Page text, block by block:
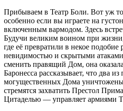
Прибываем в Театр Боли. Вот уж
особенно если вы играете на
включенным вармодом. Здесь
Будучи великим воином при
где её превратили в некое подобие
невидимостью и скрытыми
сменить правящий Дом, она
Баронесса рассказывает, что два
могущественных Дома
стремятся захватить Престол
Цитаделью — управляет армиями